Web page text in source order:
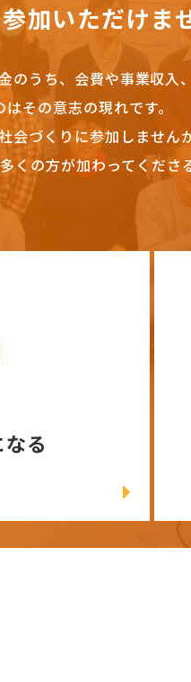
加いただけま
のうち、会費や事業収入、
その意志の現れです。
会づくりに参加しません
の方が加わってくださ
る